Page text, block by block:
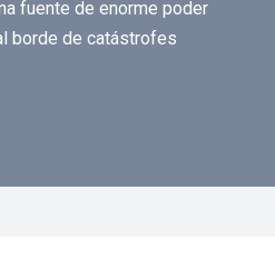
fuente de enorme poder
borde de catástrofes